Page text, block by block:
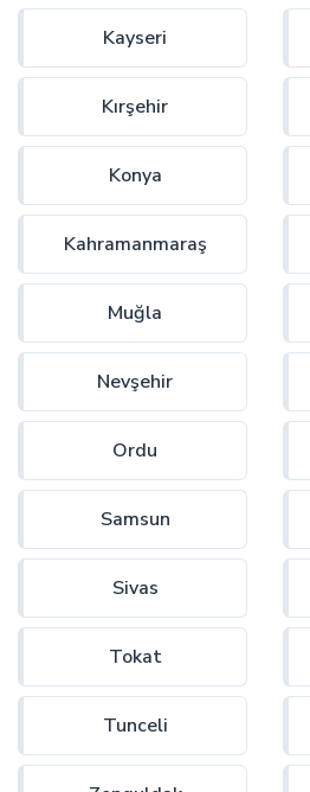
Kayseri
Kırşehir
Konya
Kahramanmaraş
Muğla
Nevşehir
Ordu
Samsun
Sivas
Tokat
Tunceli